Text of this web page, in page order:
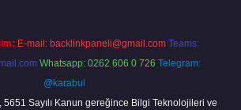
E-mail: backlinkpaneli@gmail.com Teams:
Whatsapp: 0262 606 0 726 Telegram:
@karabul
5651 Sayılı Kanun gereğince Bilgi Teknolojileri ve